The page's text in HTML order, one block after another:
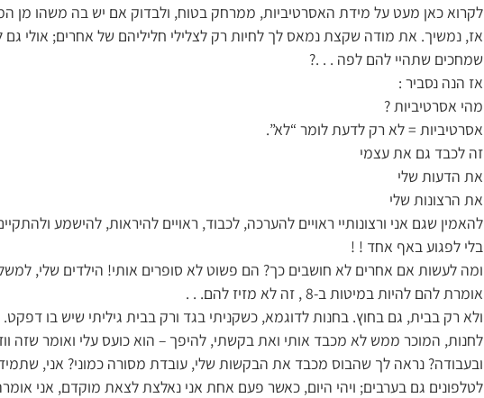
לקרוא כאן מעט על מידת האסרטיביות, ממרחק בטוח, ולבדוק אם יש בה משהו מן
אז, נמשיך. את מודה שקצת נמאס לך לחיות רק לצלילי חליליהם של אחרים; אולי גם
שמחכים שתהיי להם לפה . . .?
אז הנה נסביר :
מהי אסרטיביות ?
אסרטיביות = לא רק לדעת לומר “לא”.
זה לכבד גם את עצמי
את הדעות שלי
את הרצונות שלי
להאמין שגם אני ורצונותיי ראויים להערכה, לכבוד, ראויים להיראות, להישמע
בלי לפגוע באף אחד ! !
ומה לעשות אם אחרים לא חושבים כך? הם פשוט לא סופרים אותי! הילדים שלי,
אומרת להם להיות במיטות ב-8 , זה לא מזיז להם. . .
ולא רק בבית, גם בחוץ. בחנות לדוגמא, כשקניתי בגד ורק בבית גיליתי שיש בו דפקט.
לחנות, המוכר ממש לא מכבד אותי ואת בקשתי, להיפך – הוא כועס עלי ואומר שזה
ובעבודה? נראה לך שהבוס מכבד את הבקשות שלי, עובדת מסורה כמוני? אני,
לטלפונים גם בערבים; ויהי היום, כאשר פעם אחת אני נאלצת לצאת מוקדם, אני